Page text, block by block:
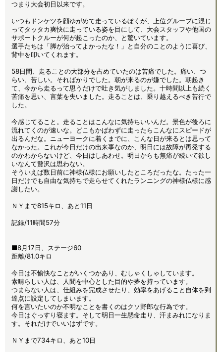
つまり大会初日以来です。
いつもドンケツを顔ゆがめて走っているぼくが、上位グループに混じ
ってタッタカ爽快に走っている姿を目にして、大会スタッフや他国の
サポートクルーが何が起こったのか、と驚いています。
選手たちは「脚が治ってよかったな！」と自分のことのように喜び、
背中を叩いてくれます。
58日間、走ることの大部分を占めていたのは苦痛でした。痛い、つ
らい、苦しい。そればかりでした。朝が来るのが嫌でした。朝起き
て、今から走るって思うだけで吐き気がしました。十時間以上も続く
苦痛を思い、言葉を失いました。走ることは、乗り越えるべき苦行で
した。
今感じてること。走ることはこんなに気持ちいいんだ。景色が後ろに
流れてくのが速いな。どこもかばわずに走ったらこんなにスピードが
出るんだな。ニューヨークに着くまでに、こんな日が来るとは思って
なかった。これが今日だけの出来事なのか、明日には故障が再発する
のかわからないけど、今日はしあわせ。明日からも無痛が続いて欲し
いなんて贅沢は思わない。
そういえば数日前に神様仏様にお願いしたところだったな。たった一
日だけでも自由な気持ちで走らせてくれたランニングの神様仏様に感
謝したい。
ＮＹまで815キロ、あと11日
記録/11時間57分
■8月17日、ステージ60
距離/81.0キロ
今日は不愉快なことがいくつかあり、むしゃくしゃしています。
素晴らしい人は、人間を中心とした目的や夢を持っています。
つまらない人は、仕組みを完成させたり、効率をあげること自体を到
達点に設定してしまいます。
何を言いたいのか不明なことを書くのはクソ野郎な行為です。
今日はぐっすり寝ます。そして明日一生懸命走り、汗まみれになりま
す。それだけでいいはずです。
ＮＹまで734キロ、あと10日